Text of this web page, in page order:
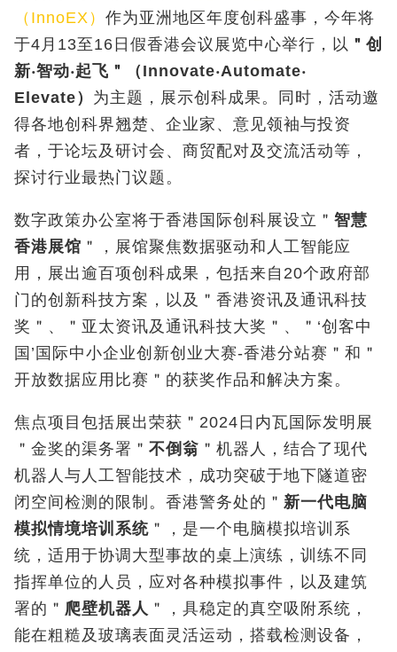
（InnoEX） 作为亚洲地区年度创科盛事，今年将
于4月13至16日假香港会议展览中心举行，以 ＂创
新‧智动‧起飞 ＂（ Innovate‧Automate‧
Elevate） 为主题，展示创科成果。同时，活动邀
得各地创科界翘楚、企业家、意见领袖与投资
者，于论坛及研讨会、商贸配对及交流活动等，
探讨行业最热门议题。
数字政策办公室将于香港国际创科展设立＂ 智慧
香港展馆 ＂，展馆聚焦数据驱动和人工智能应
用，展出逾百项创科成果，包括来自20个政府部
门的创新科技方案，以及＂香港资讯及通讯科技
奖＂、＂亚太资讯及通讯科技大奖＂、＂‘创客中
国’国际中小企业创新创业大赛-香港分站赛＂和＂
开放数据应用比赛＂的获奖作品和解决方案。
焦点项目包括展出荣获＂2024日内瓦国际发明展
＂金奖的渠务署＂ 不倒翁 ＂机器人，结合了现代
机器人与人工智能技术，成功突破于地下隧道密
闭空间检测的限制。香港警务处的＂ 新一代电脑
模拟情境培训系统 ＂，是一个电脑模拟培训系
统，适用于协调大型事故的桌上演练，训练不同
指挥单位的人员，应对各种模拟事件，以及建筑
署的＂ 爬壁机器人 ＂，具稳定的真空吸附系统，
能在粗糙及玻璃表面灵活运动，搭载检测设备，